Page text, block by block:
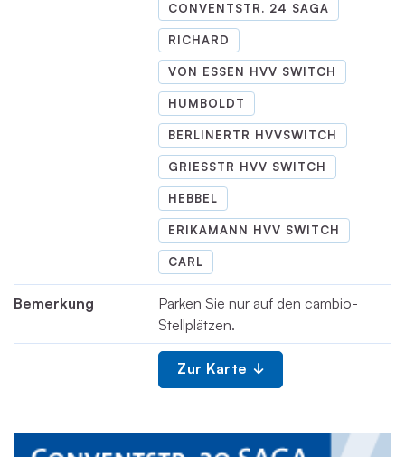
CONVENTSTR. 24 SAGA
RICHARD
VON ESSEN HVV SWITCH
HUMBOLDT
BERLINERTR HVVSWITCH
GRIESSTR HVV SWITCH
HEBBEL
ERIKAMANN HVV SWITCH
CARL
Bemerkung
Parken Sie nur auf den cambio-
Stellplätzen.
Zur Karte